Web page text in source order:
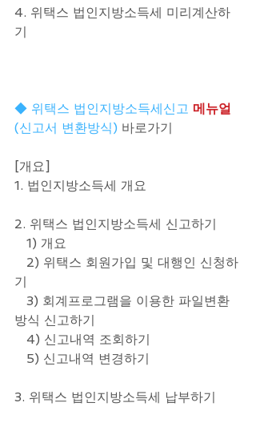
4. 위택스 법인지방소득세 미리계산하
기
◆ 위택스 법인지방소득세신고 메뉴얼
(신고서 변환방식) 바로가기
[개요]
1. 법인지방소득세 개요
2. 위택스 법인지방소득세 신고하기
   1) 개요
기
방식 신고하기
   4) 신고내역 조회하기
   5) 신고내역 변경하기
3. 위택스 법인지방소득세 납부하기